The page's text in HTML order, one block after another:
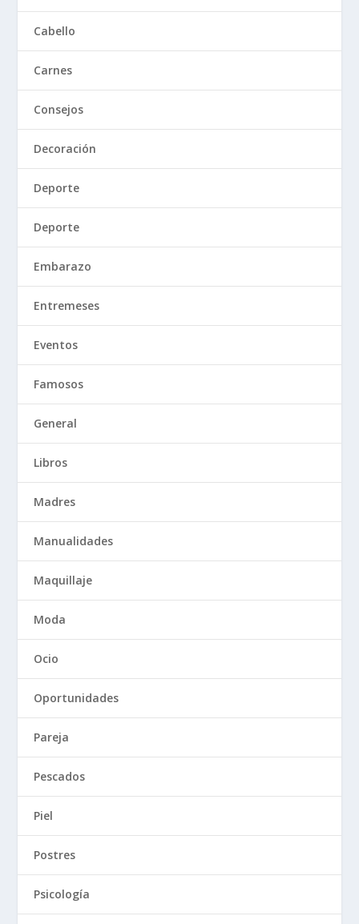
Cabello
Carnes
Consejos
Decoración
Deporte
Deporte
Embarazo
Entremeses
Eventos
Famosos
General
Libros
Madres
Manualidades
Maquillaje
Moda
Ocio
Oportunidades
Pareja
Pescados
Piel
Postres
Psicología